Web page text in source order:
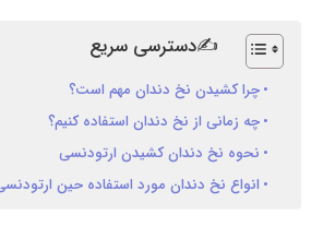
✍دسترسی سریع
چرا کشیدن نخ دندان مهم است؟
چه زمانی از نخ دندان استفاده کنیم؟
نحوه نخ دندان کشیدن ارتودنسی
انواع نخ دندان مورد استفاده حین